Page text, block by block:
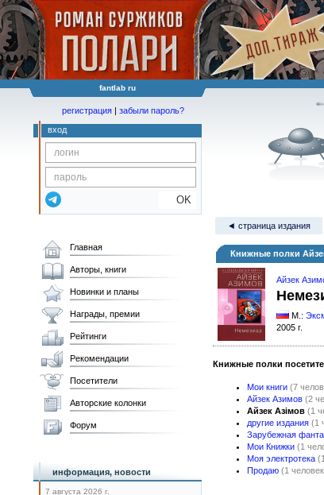
fantlab ru
регистрация | забыли пароль?
вход
OK
◄ страница издания
Книжные полки
Айзек
М.:
2005 г.
Книжные полки
Мои книги (7
Айзек Азимов (2
Айзек Азімов (1
другие издания (1
Зарубежная
Мои Книжки (1
Моя электротека
Продаю (1
Главная
Авторы, книги
Новинки и планы
Награды, премии
Рейтинги
Рекомендации
Посетители
Авторские колонки
Форум
информация, новости
7 августа 2026 г.